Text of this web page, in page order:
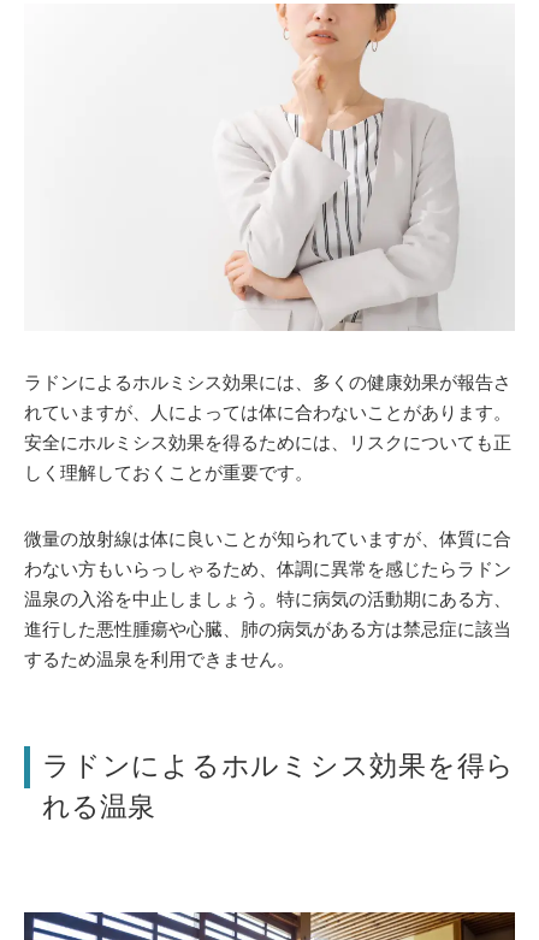
ラドンによるホルミシス効果には、多くの健康効果が報告さ
れていますが、人によっては体に合わないことがあります。
安全にホルミシス効果を得るためには、リスクについても正
しく理解しておくことが重要です。
微量の放射線は体に良いことが知られていますが、体質に合
わない方もいらっしゃるため、体調に異常を感じたらラドン
温泉の入浴を中止しましょう。特に病気の活動期にある方、
進行した悪性腫瘍や心臓、肺の病気がある方は禁忌症に該当
するため温泉を利用できません。
ラドンによるホルミシス効果を得ら
れる温泉